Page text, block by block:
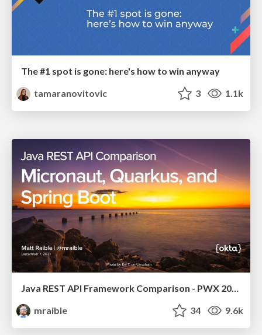
The #1 spot is gone: here's how to win anyway
tamaranovitovic
3 1.1k
Java REST API Framework Comparison - PWX 2021
mraible
34 9.6k